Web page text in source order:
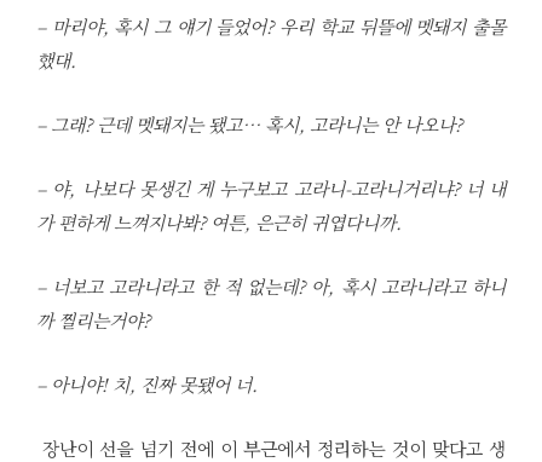
– 마리야, 혹시 그 얘기 들었어? 우리 학교 뒤뜰에 멧돼지 출몰
했대.
– 그래? 근데 멧돼지는 됐고… 혹시, 고라니는 안 나오나?
– 야, 나보다 못생긴 게 누구보고 고라니-고라니거리냐? 너 내
가 편하게 느껴지나봐? 여튼, 은근히 귀엽다니까.
– 너보고 고라니라고 한 적 없는데? 아, 혹시 고라니라고 하니
까 찔리는거야?
– 아니야! 치, 진짜 못됐어 너.
장난이 선을 넘기 전에 이 부근에서 정리하는 것이 맞다고 생